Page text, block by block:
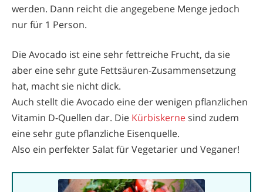
werden. Dann reicht die angegebene Menge jedoch
nur für 1 Person.
Die Avocado ist eine sehr fettreiche Frucht, da sie
aber eine sehr gute Fettsäuren-Zusammensetzung
hat, macht sie nicht dick.
Auch stellt die Avocado eine der wenigen pflanzlichen
Vitamin D-Quellen dar. Die Kürbiskernesind zudem
eine sehr gute pflanzliche Eisenquelle.
Also ein perfekter Salat für Vegetarier und Veganer!